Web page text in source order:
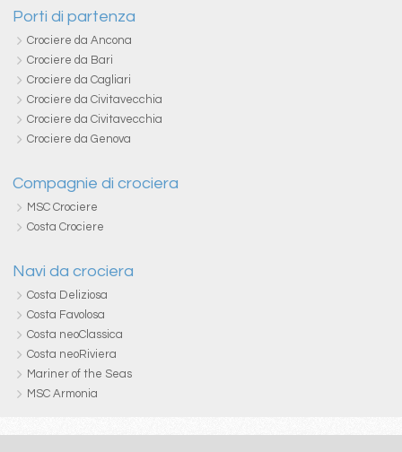
Porti di partenza
Crociere da Ancona
Crociere da Bari
Crociere da Cagliari
Crociere da Civitavecchia
Crociere da Civitavecchia
Crociere da Genova
Compagnie di crociera
MSC Crociere
Costa Crociere
Navi da crociera
Costa Deliziosa
Costa Favolosa
Costa neoClassica
Costa neoRiviera
Mariner of the Seas
MSC Armonia